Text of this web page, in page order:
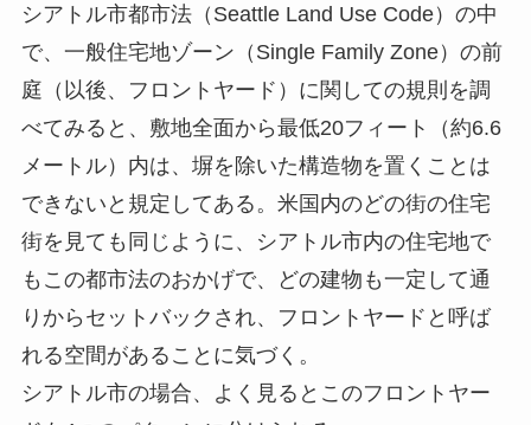
シアトル市都市法（Seattle Land Use Code）の中
で、一般住宅地ゾーン（Single Family Zone）の前
庭（以後、フロントヤード）に関しての規則を調
べてみると、敷地全面から最低20フィート（約6.6
メートル）内は、塀を除いた構造物を置くことは
できないと規定してある。米国内のどの街の住宅
街を見ても同じように、シアトル市内の住宅地で
もこの都市法のおかげで、どの建物も一定して通
りからセットバックされ、フロントヤードと呼ば
れる空間があることに気づく。
シアトル市の場合、よく見るとこのフロントヤー